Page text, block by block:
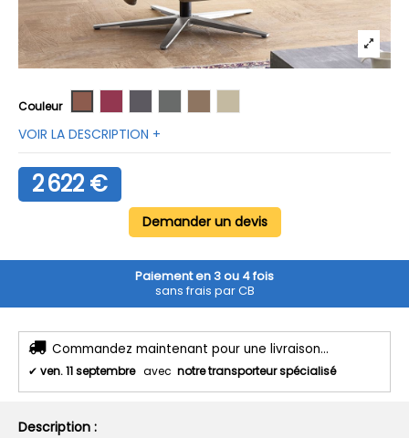
Couleur
VOIR LA DESCRIPTION +
2 622 €
Demander un devis
Paiement en 3 ou 4 fois
sans frais par CB
Commandez maintenant pour une livraison...
✔ ven. 11 septembre avec notre transporteur spécialisé
Description :